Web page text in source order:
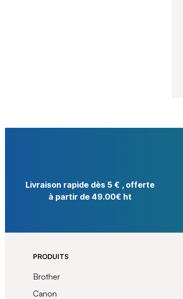
Livraison rapide dès 5 € , offerte
à partir de 49.00€ ht
PRODUITS
Brother
Canon